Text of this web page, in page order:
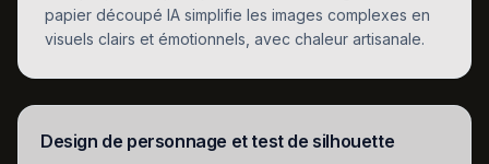
papier découpé IA simplifie les images complexes en
visuels clairs et émotionnels, avec chaleur artisanale.
Design de personnage et test de silhouette